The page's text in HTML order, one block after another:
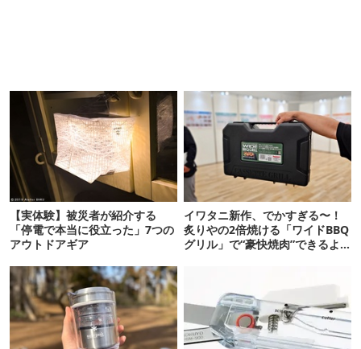
【実体験】被災者が紹介する
「停電で本当に役立った」7つの
アウトドアギア
イワタニ新作、でかすぎる〜！
炙りやの2倍焼ける「ワイドBBQ
グリル」で“豪快焼肉”できるよ